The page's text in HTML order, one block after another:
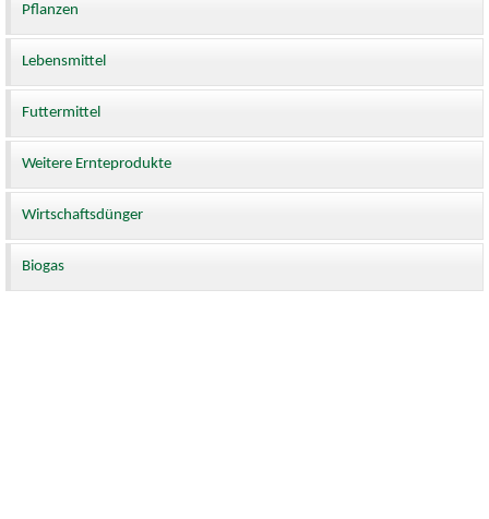
Pflanzen
Lebensmittel
Futtermittel
Weitere Ernteprodukte
Wirtschaftsdünger
Biogas